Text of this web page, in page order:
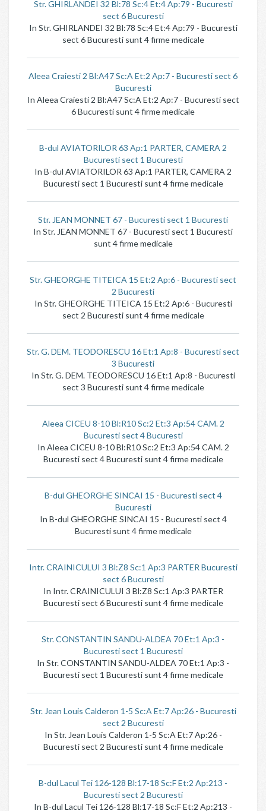
Str. GHIRLANDEI 32 Bl:78 Sc:4 Et:4 Ap:79 - Bucuresti
sect 6 Bucuresti
In Str. GHIRLANDEI 32 Bl:78 Sc:4 Et:4 Ap:79 - Bucuresti
sect 6 Bucuresti sunt 4 firme medicale
Aleea Craiesti 2 Bl:A47 Sc:A Et:2 Ap:7 - Bucuresti sect 6
Bucuresti
In Aleea Craiesti 2 Bl:A47 Sc:A Et:2 Ap:7 - Bucuresti sect
6 Bucuresti sunt 4 firme medicale
B-dul AVIATORILOR 63 Ap:1 PARTER, CAMERA 2
Bucuresti sect 1 Bucuresti
In B-dul AVIATORILOR 63 Ap:1 PARTER, CAMERA 2
Bucuresti sect 1 Bucuresti sunt 4 firme medicale
Str. JEAN MONNET 67 - Bucuresti sect 1 Bucuresti
In Str. JEAN MONNET 67 - Bucuresti sect 1 Bucuresti
sunt 4 firme medicale
Str. GHEORGHE TITEICA 15 Et:2 Ap:6 - Bucuresti sect
2 Bucuresti
In Str. GHEORGHE TITEICA 15 Et:2 Ap:6 - Bucuresti
sect 2 Bucuresti sunt 4 firme medicale
Str. G. DEM. TEODORESCU 16 Et:1 Ap:8 - Bucuresti sect
3 Bucuresti
In Str. G. DEM. TEODORESCU 16 Et:1 Ap:8 - Bucuresti
sect 3 Bucuresti sunt 4 firme medicale
Aleea CICEU 8-10 Bl:R10 Sc:2 Et:3 Ap:54 CAM. 2
Bucuresti sect 4 Bucuresti
In Aleea CICEU 8-10 Bl:R10 Sc:2 Et:3 Ap:54 CAM. 2
Bucuresti sect 4 Bucuresti sunt 4 firme medicale
B-dul GHEORGHE SINCAI 15 - Bucuresti sect 4
Bucuresti
In B-dul GHEORGHE SINCAI 15 - Bucuresti sect 4
Bucuresti sunt 4 firme medicale
Intr. CRAINICULUI 3 Bl:Z8 Sc:1 Ap:3 PARTER Bucuresti
sect 6 Bucuresti
In Intr. CRAINICULUI 3 Bl:Z8 Sc:1 Ap:3 PARTER
Bucuresti sect 6 Bucuresti sunt 4 firme medicale
Str. CONSTANTIN SANDU-ALDEA 70 Et:1 Ap:3 -
Bucuresti sect 1 Bucuresti
In Str. CONSTANTIN SANDU-ALDEA 70 Et:1 Ap:3 -
Bucuresti sect 1 Bucuresti sunt 4 firme medicale
Str. Jean Louis Calderon 1-5 Sc:A Et:7 Ap:26 - Bucuresti
sect 2 Bucuresti
In Str. Jean Louis Calderon 1-5 Sc:A Et:7 Ap:26 -
Bucuresti sect 2 Bucuresti sunt 4 firme medicale
B-dul Lacul Tei 126-128 Bl:17-18 Sc:F Et:2 Ap:213 -
Bucuresti sect 2 Bucuresti
In B-dul Lacul Tei 126-128 Bl:17-18 Sc:F Et:2 Ap:213 -